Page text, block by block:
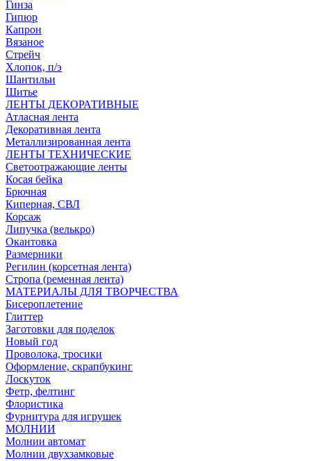
Гинза
Гипюр
Капрон
Вязаное
Стрейч
Хлопок, п/э
Шантильи
Шитье
ЛЕНТЫ ДЕКОРАТИВНЫЕ
Атласная лента
Декоративная лента
Металлизированная лента
ЛЕНТЫ ТЕХНИЧЕСКИЕ
Светоотражающие ленты
Косая бейка
Брючная
Киперная, СВЛ
Корсаж
Липучка (велькро)
Окантовка
Размерники
Регилин (корсетная лента)
Стропа (ременная лента)
МАТЕРИАЛЫ ДЛЯ ТВОРЧЕСТВА
Бисероплетение
Глиттер
Заготовки для поделок
Новый год
Проволока, тросики
Оформление, скрапбукинг
Лоскуток
Фетр, фелтинг
Флористика
Фурнитура для игрушек
МОЛНИИ
Молнии автомат
Молнии двухзамковые